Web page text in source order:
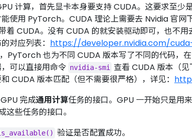
计算，首先显卡本身要支持 CUDA。这要求至少
使用 PyTorch。CUDA 理论上需要去 Nvidia 官网
着 CUDA。没有 CUDA 的就安装驱动即可，也不
对应列表： https://developer.nvidia.com/
PyTorch 也为不同 CUDA 版本写了不同的代码，
可以直接用命令 nvidia-smi
查看 CUDA 版本（见
CUDA 版本匹配（但不需要很严格），详见：
完成通用计算任务的接口。GPU 一开始只是用
这些任务的接口。
验证是否配置成功。